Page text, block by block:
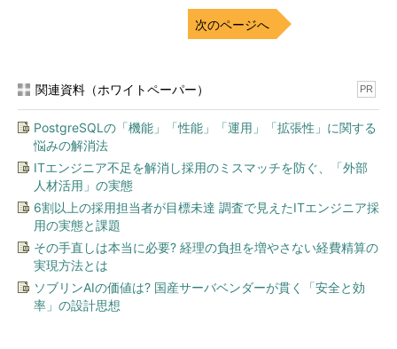
次のページへ
関連資料（ホワイトペーパー） PR
PostgreSQLの「機能」「性能」「運用」「拡張性」に関する
悩みの解消法
ITエンジニア不足を解消し採用のミスマッチを防ぐ、「外部
人材活用」の実態
6割以上の採用担当者が目標未達 調査で見えたITエンジニア採
用の実態と課題
その手直しは本当に必要? 経理の負担を増やさない経費精算の
実現方法とは
ソブリンAIの価値は? 国産サーバベンダーが貫く「安全と効
率」の設計思想